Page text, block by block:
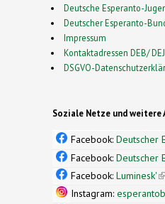
Deutsche Esperanto-
Deutscher Esperanto-
Impressum
Kontaktadressen DEB/ DEJ
DSGVO-
Soziale Netze und weitere
Facebook: Deutscher
Facebook: Deutscher
Facebook: Luminesk'
Instagram: